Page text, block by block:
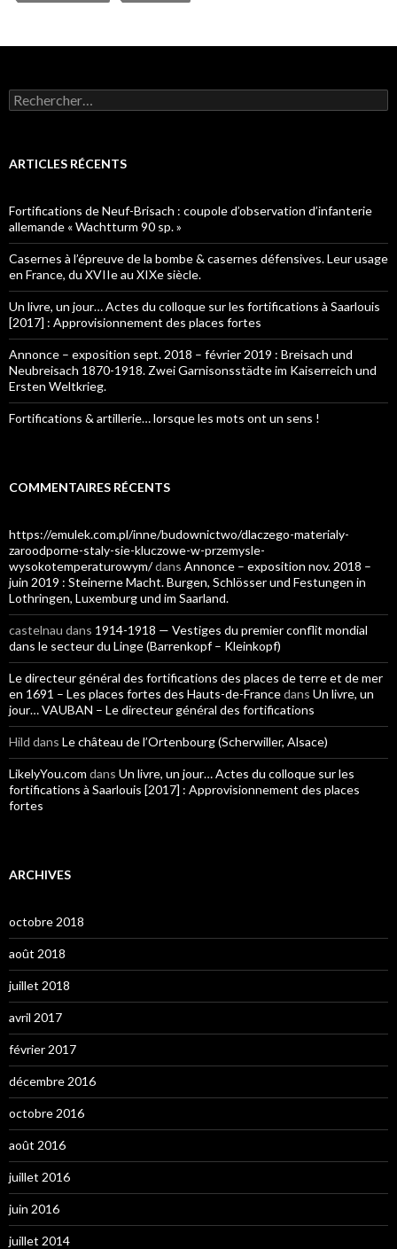
Rechercher :
ARTICLES RÉCENTS
Fortifications de Neuf-Brisach : coupole d’observation d’infanterie
allemande « Wachtturm 90 sp. »
Casernes à l’épreuve de la bombe & casernes défensives. Leur usage
en France, du XVIIe au XIXe siècle.
Un livre, un jour… Actes du colloque sur les fortifications à Saarlouis
[2017] : Approvisionnement des places fortes
Annonce – exposition sept. 2018 – février 2019 : Breisach und
Neubreisach 1870-1918. Zwei Garnisonsstädte im Kaiserreich und
Ersten Weltkrieg.
Fortifications & artillerie… lorsque les mots ont un sens !
COMMENTAIRES RÉCENTS
https://emulek.com.pl/inne/budownictwo/dlaczego-materialy-
zaroodporne-staly-sie-kluczowe-w-przemysle-
wysokotemperaturowym/dans Annonce – exposition nov. 2018 –
juin 2019 : Steinerne Macht. Burgen, Schlösser und Festungen in
Lothringen, Luxemburg und im Saarland.
castelnau dans 1914-1918 — Vestiges du premier conflit mondial
dans le secteur du Linge (Barrenkopf – Kleinkopf)
Le directeur général des fortifications des places de terre et de mer
en 1691 – Les places fortes des Hauts-de-Francedans Un livre, un
jour… VAUBAN – Le directeur général des fortifications
Hild dans Le château de l’Ortenbourg (Scherwiller, Alsace)
LikelyYou.com dans Un livre, un jour… Actes du colloque sur les
fortifications à Saarlouis [2017] : Approvisionnement des places
fortes
ARCHIVES
octobre 2018
août 2018
juillet 2018
avril 2017
février 2017
décembre 2016
octobre 2016
août 2016
juillet 2016
juin 2016
juillet 2014